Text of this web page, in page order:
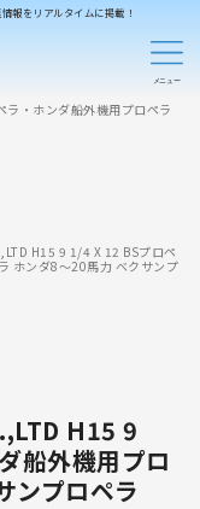
報をリアルタイムに掲載！
ラ・ホンダ船外機用プロペラ
H15 9 1/4 X 12 BSプロペ
ホンダ8～20馬力 ベクサンプ
H15 9
船外機用プロ
ンプロペラ